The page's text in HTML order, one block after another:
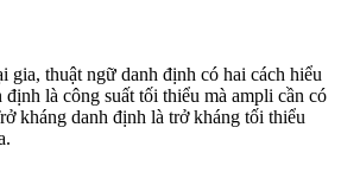
gia, thuật ngữ danh định có hai cách hiểu
là công suất tối thiểu mà ampli cần có
kháng danh định là trở kháng tối thiểu